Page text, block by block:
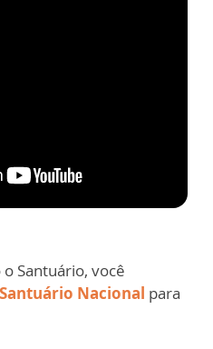
Santuário, você
Santuário Nacional para